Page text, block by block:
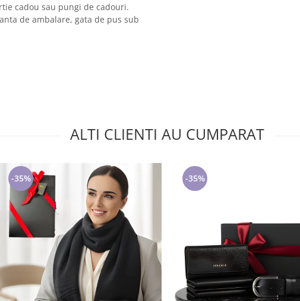
cadou sau pungi de cadouri.
de ambalare, gata de pus sub
ALTI CLIENTI AU CUMPARAT
-35% -35%